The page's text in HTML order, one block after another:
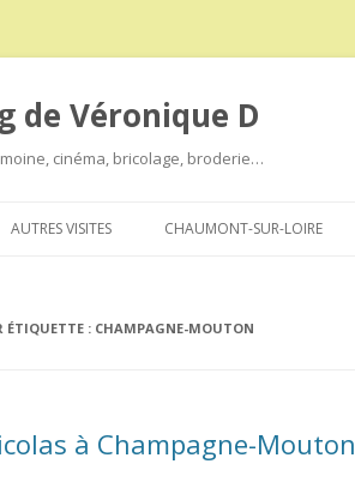
de Véronique D
cinéma, bricolage, broderie…
AUTRES VISITES CHAUMONT-SUR-LOIRE
ÉTIQUETTE : CHAMPAGNE-MOUTON
à Champagne-Mouton